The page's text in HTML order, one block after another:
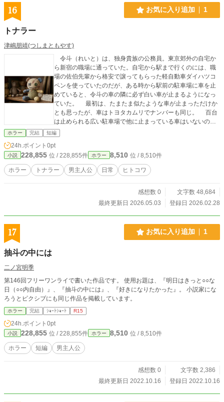
16 お気に入り追加 1
トナラー
津嶋朋靖(つしまともやす)
令斗（れいと）は、独身貴族の公務員。東京郊外の自宅か
ら新宿の職場に通っていた。自宅から駅まで行くのには、職
場の佐伯先輩から格安で譲ってもらった軽自動車ダイハツコ
ペンを使っていたのだが、ある時から駅前の駐車場に車を止
めていると、令斗の車の隣に必ず白い車が止まるようになっ
ていた。 最初は、たまたま似たような車が止まっただけか
とも思ったが、車はトヨタカムリでナンバーも同じ。 百台
は止められる広い駐車場で他に止まっている車はいないの
に、そのカムリは令斗が仕事から帰ってくると、なぜか令斗
のコペンのぴったり横に止まっているのだ。 最初は偶然か
と思ったが同じ事が十回も続き、不気味に思った令斗は、佐
伯先輩と相談して翌日から隣の駅の駐車場へ止めることにし
た。 しかし、駐車場を変えても、やはり帰って来たらカム
リは止まっていた。 さらに休みの日に、従姉妹を乗せてド
ホラー 完結 短編
24h.ポイント 0pt
小説 228,855 位 / 228,855件 ホラー 8,510 位 / 8,510件
ホラー トナラー 男主人公 日常 ヒトコワ
感想数 0
文字数 48,684
最終更新日 2026.05.03
登録日 2026.02.28
17 お気に入り追加 1
抽斗の中には
二ノ宮明季
第146回フリーワンライで書いた作品です。 使用お題は、『明日はきっと○○な
日（○○内自由）』、『抽斗の中には』、『好きになりたかった』。 小説家にな
ろうとピクシブにも同じ作品を掲載しています。
ホラー 完結 ｼｮｰﾄｼｮｰﾄ R15
24h.ポイント 0pt
小説 228,855 位 / 228,855件 ホラー 8,510 位 / 8,510件
ホラー 短編 男主人公
感想数 0
文字数 2,386
最終更新日 2022.10.16
登録日 2022.10.16